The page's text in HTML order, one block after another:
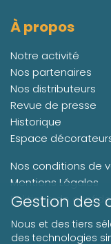
Gestion des
Nous et des tiers
des technologies
À propos
Notre activité
Nos partenaires
Nos distributeurs
Revue de presse
Historique
Espace
Nos conditions de
Mentions Légales
Politique de